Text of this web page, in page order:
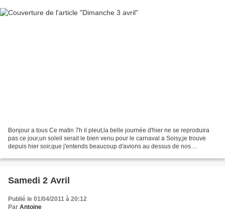
Bonjour a tous Ce matin 7h il pleut,la belle journée d'hier ne se reproduira
pas ce jour,un soleil serait le bien venu pour le carnaval a Soisy,je trouve
depuis hier soir,que j'entends beaucoup d'avions au dessus de nos
Samedi 2 Avril
Publié le 01/04/2011 à 20:12
Par Antoine